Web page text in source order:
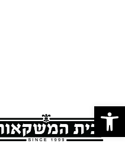
פתח סרגל נגישות